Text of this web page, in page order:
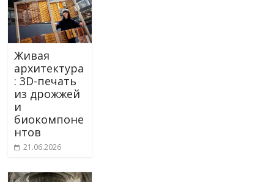
Живая
архитектура
: 3D-печать
из дрожжей
и
биокомпоне
нтов
21.06.2026